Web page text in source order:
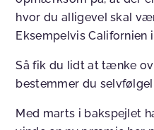
hvor du alligevel skal
Eksempelvis Californien
Så fik du lidt at tænke
bestemmer du
Med marts i bakspejlet